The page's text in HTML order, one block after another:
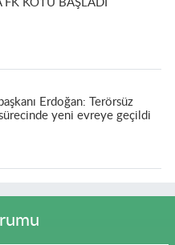
FK KÖTÜ BAŞLADI
Erdoğan: Terörsüz
sürecinde yeni evreye geçildi